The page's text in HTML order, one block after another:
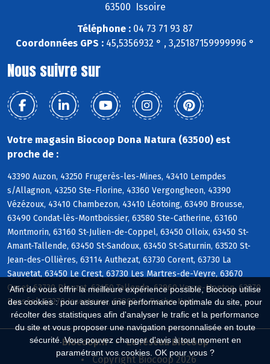
Afin de vous offrir la meilleure expérience possible, Biocoop utilise
des cookies : pour assurer une performance optimale du site, pour
récolter des statistiques afin d'analyser le trafic et la performance
du site et vous proposer une navigation personnalisée en toute
sécurité. Vous pouvez changer d'avis à tout moment en
paramétrant vos cookies. OK pour vous ?
63500 Issoire
Téléphone : 04 73 71 93 87
Coordonnées GPS : 45,5356932 ° , 3,25187159999996 °
Nous suivre sur
Votre magasin Biocoop Dona Natura (63500) est
proche de :
43390 Auzon, 43250 Frugerès-les-Mines, 43410 Lempdes
s/Allagnon, 43250 Ste-Florine, 43360 Vergongheon, 43390
Vézézoux, 43410 Chambezon, 43410 Léotoing, 63490 Brousse,
63490 Condat-lès-Montboissier, 63580 Ste-Catherine, 63160
Montmorin, 63160 St-Julien-de-Coppel, 63450 Olloix, 63450 St-
Amant-Tallende, 63450 St-Sandoux, 63450 St-Saturnin, 63520 St-
Jean-des-Ollières, 63114 Authezat, 63730 Corent, 63730 La
Sauvetat, 63450 Le Crest, 63730 Les Martres-de-Veyre, 63670
Orcet, 63730 Plauzat, 63450 Tallende, 63960 Veyre-Monton, 63270
Busséol, 63270 Isserteaux, 63800 La Roche-Noire
Biocoop.fr
Le réseau Biocoop
Copyright Biocoop 2026